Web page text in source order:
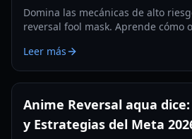
Domina las mecánicas de alto
reversal fool mask. Aprende cómo
con nuestra guía experta.
Leer más
Anime Reversal aqua
y Estrategias del Meta